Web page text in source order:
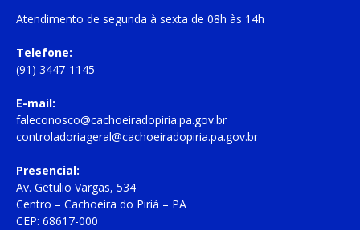
Atendimento de segunda à sexta de 08h às 14h
Telefone:
(91) 3447-1145
E-mail:
faleconosco@cachoeiradopiria.pa.gov.br
controladoriageral@cachoeiradopiria.pa.gov.br
Presencial:
Av. Getulio Vargas, 534
Centro – Cachoeira do Piriá – PA
CEP: 68617-000